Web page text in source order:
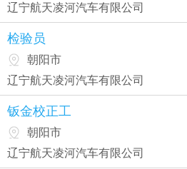
辽宁航天凌河汽车有限公司
检验员
朝阳市
辽宁航天凌河汽车有限公司
钣金校正工
朝阳市
辽宁航天凌河汽车有限公司